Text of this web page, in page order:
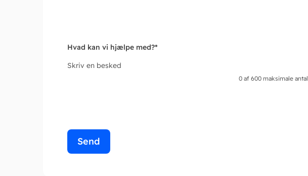
Hvad kan vi hjælpe med?*
Skriv en besked
0 af 600 maksimale